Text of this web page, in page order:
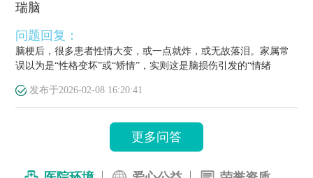
瑞脑
问题回复：
脑梗后，很多患者性情大变，或一点就炸，或无故落泪。家属常
误以为是“性格变坏”或“矫情”，实则这是脑损伤引发的“情绪
发布于2026-02-08 16:20:41
更多问答